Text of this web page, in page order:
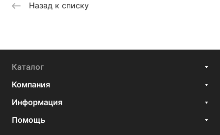
Назад к списку
Каталог
Компания
Информация
Помощь